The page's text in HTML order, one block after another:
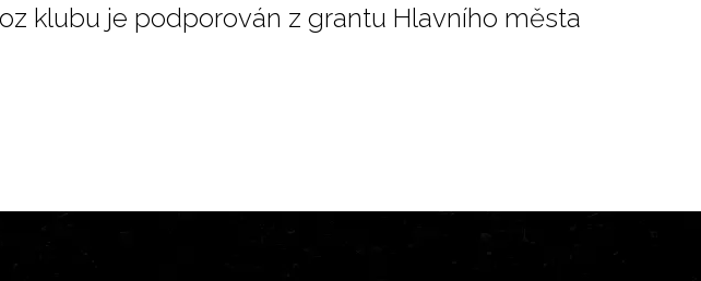
klubu je podporován z grantu Hlavního města